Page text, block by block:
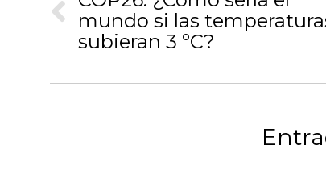
publicaciones
Publicación
anterior:
mundo si las
subieran 3 °C?